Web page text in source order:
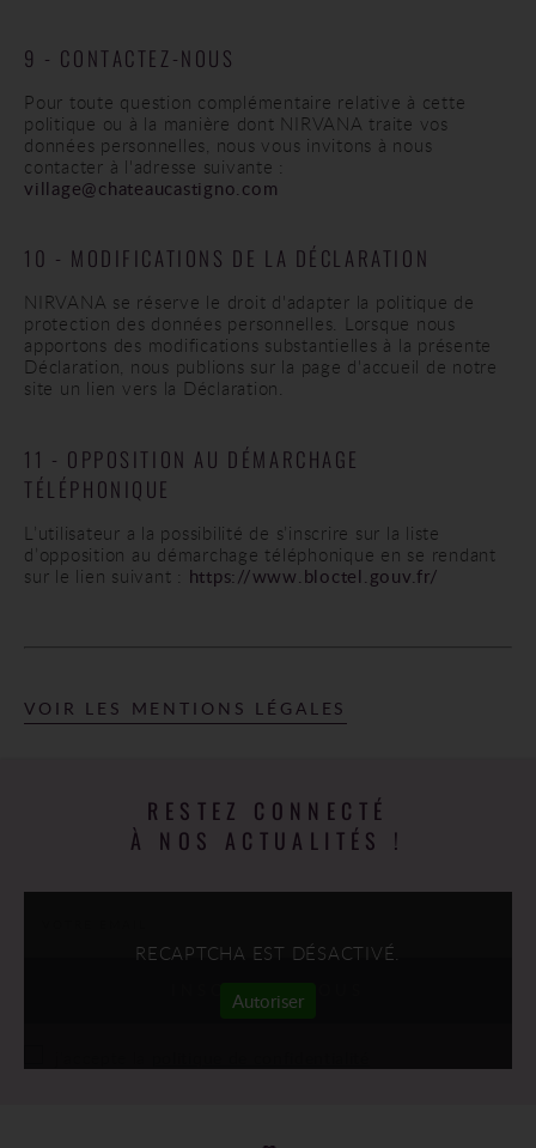
9 - CONTACTEZ-NOUS
Pour toute question complémentaire relative à cette
politique ou à la manière dont NIRVANA traite vos
données personnelles, nous vous invitons à nous
contacter à l'adresse suivante :
village@chateaucastigno.com
10 - MODIFICATIONS DE LA DÉCLARATION
NIRVANA se réserve le droit d'adapter la politique de
protection des données personnelles. Lorsque nous
apportons des modifications substantielles à la présente
Déclaration, nous publions sur la page d'accueil de notre
site un lien vers la Déclaration.
11 - OPPOSITION AU DÉMARCHAGE
TÉLÉPHONIQUE
L’utilisateur a la possibilité de s’inscrire sur la liste
d’opposition au démarchage téléphonique en se rendant
sur le lien suivant : https://www.bloctel.gouv.fr/
VOIR LES MENTIONS LÉGALES
RESTEZ CONNECTÉ
À NOS ACTUALITÉS !
RECAPTCHA EST DÉSACTIVÉ.
Autoriser